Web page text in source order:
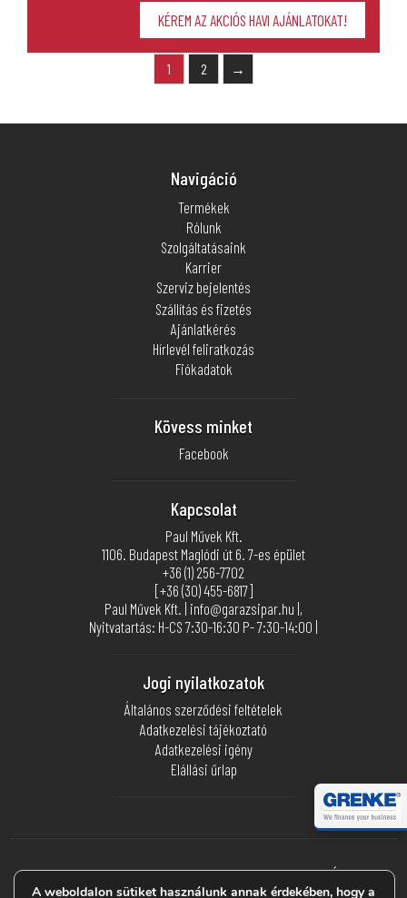
1 2 →
Navigáció
Termékek
Rólunk
Szolgáltatásaink
Karrier
Szerviz bejelentés
Szállítás és fizetés
Ajánlatkérés
Hírlevél feliratkozás
Fiókadatok
Kövess minket
Facebook
Kapcsolat
Paul Művek Kft.
1106. Budapest Maglódi út 6. 7-es épület
+36 (1) 256-7702
[+36 (30) 455-6817]
Paul Művek Kft. | info@garazsipar.hu |,
Nyitvatartás: H-CS 7:30-16:30 P- 7:30-14:00 |
Jogi nyilatkozatok
Általános szerződési feltételek
Adatkezelési tájékoztató
Adatkezelési igény
Elállási űrlap
Webáruházunkban akár regisztráció nélkül isBIZTONSÁGOSAN
FIZETHETSZ BANKKÁRTYÁDDALa ©Stripesegítségével.
A weboldalon sütiket használunk annak érdekében, hogy a